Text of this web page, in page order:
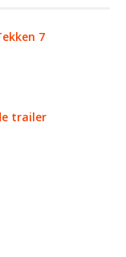
7
trailer